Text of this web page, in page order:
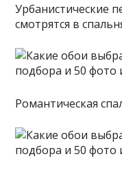
Урбанистические
смотрятся в
Романтическая